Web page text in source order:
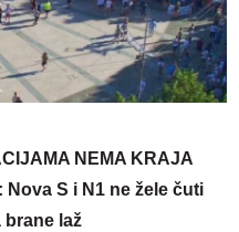
NEMA KRAJA
S i N1 ne žele čuti
brane laž